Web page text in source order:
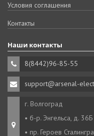
Условия соглашения
Контакты
Наши контакты
8(8442)96-85-55
support@arsenal-
г. Волгоград
• б-р. Энгельса, д. 36Б
• пр. Героев